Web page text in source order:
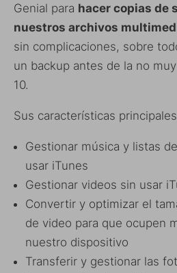
Genial para hacer copias de
nuestros archivos
sin complicaciones, sobre
un backup antes de la no
10.
Sus características
Gestionar música y listas
usar iTunes
Gestionar videos sin usar
Convertir y optimizar el
de video para que ocupen
nuestro dispositivo
Transferir y gestionar las